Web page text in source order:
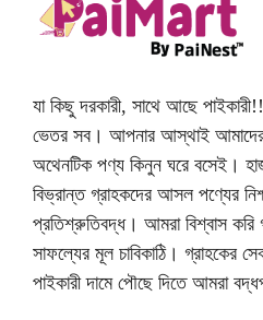
যা কিছু দরকারী, সাথে আছে
ভেতর সব। আপনার আস্থাই
অথেনটিক পণ্য কিনুন ঘরে বসেই।
বিভ্রান্ত গ্রাহকদের আসল পণ্যের
প্রতিশ্রুতিবদ্ধ। আমরা বিশ্বাস করি
সাফল্যের মূল চাবিকাঠি। গ্রাহকের
পাইকারী দামে পৌছে দিতে আমরা